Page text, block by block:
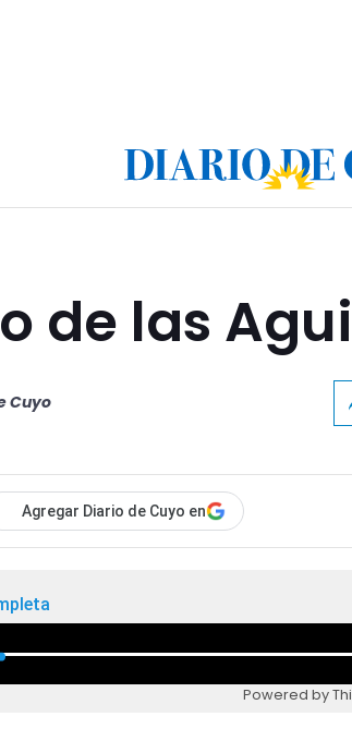
de las
Cuyo
Agregar Diario de Cuyo en
Powered by